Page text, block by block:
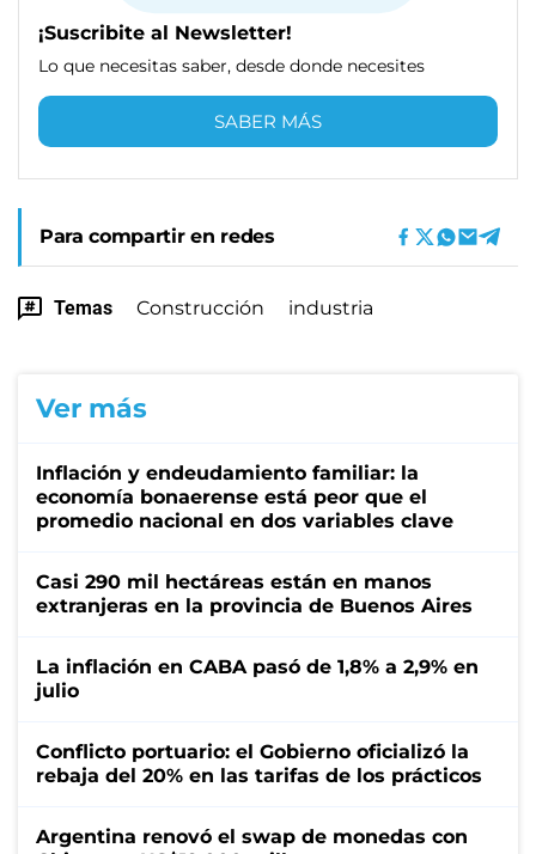
¡Suscribite al Newsletter!
Lo que necesitas saber, desde donde necesites
SABER MÁS
Para compartir en redes
Temas Construcción industria
Ver más
Inflación y endeudamiento familiar: la
economía bonaerense está peor que el
promedio nacional en dos variables clave
Casi 290 mil hectáreas están en manos
extranjeras en la provincia de Buenos Aires
La inflación en CABA pasó de 1,8% a 2,9% en
julio
Conflicto portuario: el Gobierno oficializó la
rebaja del 20% en las tarifas de los prácticos
Argentina renovó el swap de monedas con